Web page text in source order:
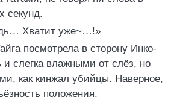
секунд.
Хватит уже~…!»
посмотрела в сторону Инко-
и слегка влажными от слёз, но
как кинжал убийцы. Наверное,
положения.